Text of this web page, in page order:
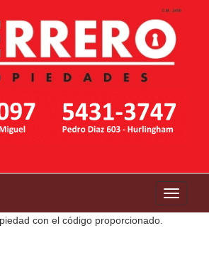
Toggle
con el código proporcionado.